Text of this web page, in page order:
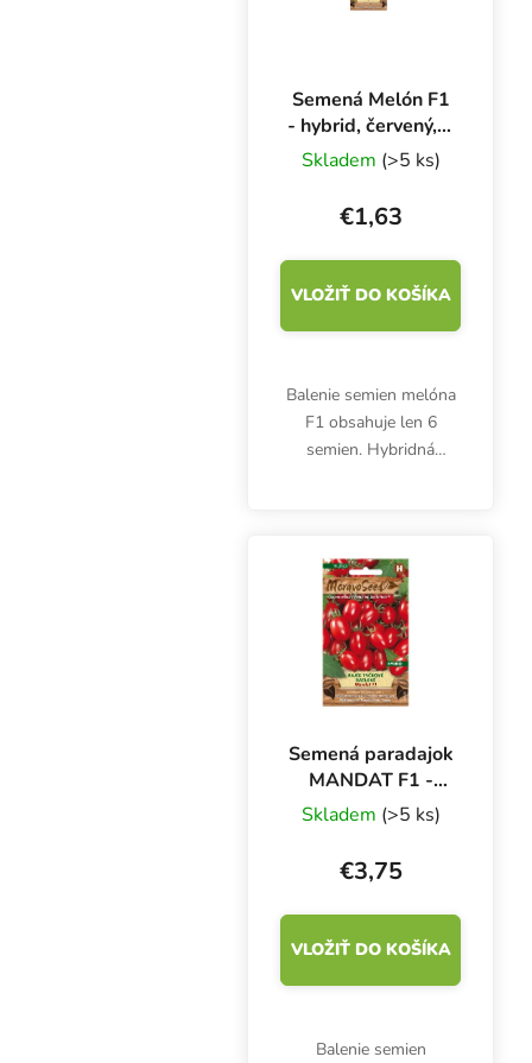
Semená Melón F1
- hybrid, červený, 6
s
Skladem (>5 ks)
€1,63
VLOŽIŤ DO KOŠÍKA
Balenie semien melóna
F1 obsahuje len 6
semien. Hybridná
slnka a vlahy a výživnú
pôdu.
Semená paradajok
MANDAT F1 -
hybrid, 10 s
Skladem (>5 ks)
€3,75
VLOŽIŤ DO KOŠÍKA
Balenie semien